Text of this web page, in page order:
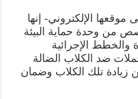
الإلكتروني- إنها
من وحدة حماية البيئة
والخطط الإجرائية
ضد الكلاب الضالة
زيادة تلك الكلاب وضمان